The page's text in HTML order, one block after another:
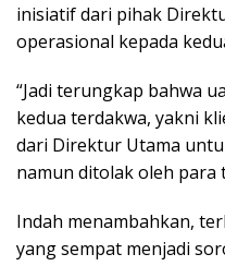
inisiatif dari pihak
operasional kepada
“Jadi terungkap bahwa
kedua terdakwa, yakni
dari Direktur Utama
namun ditolak oleh para
Indah menambahkan,
yang sempat menjadi